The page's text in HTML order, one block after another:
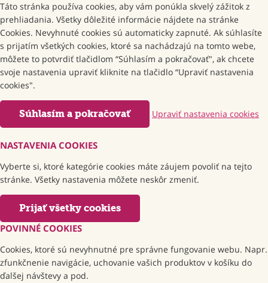
Táto stránka používa cookies, aby vám ponúkla skvelý zážitok z
prehliadania. Všetky dôležité informácie nájdete na stránke
Cookies. Nevyhnuté cookies sú automaticky zapnuté. Ak súhlasíte
s prijatím všetkých cookies, ktoré sa nachádzajú na tomto webe,
môžete to potvrdiť tlačidlom “Súhlasím a pokračovať", ak chcete
svoje nastavenia upraviť kliknite na tlačidlo “Upraviť nastavenia
cookies".
Súhlasím a pokračovať Upraviť nastavenia cookies
NASTAVENIA COOKIES
Vyberte si, ktoré kategórie cookies máte záujem povoliť na tejto
stránke. Všetky nastavenia môžete neskôr zmeniť.
Prijať všetky cookies
POVINNÉ COOKIES
Cookies, ktoré sú nevyhnutné pre správne fungovanie webu. Napr.
zfunkčnenie navigácie, uchovanie vašich produktov v košíku do
ďalšej návštevy a pod.